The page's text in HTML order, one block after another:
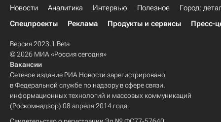
Новости Аналитика Интервью Полезное
Город:
Спецпроекты
Реклама Продукты и сервисы Пресс-
Версия 2023.1 Beta
© 2026 МИА «Россия сегодня»
Вакансии
Сетевое издание РИА Новости зарегистрировано
в Федеральной службе по надзору в сфере связи,
информационных технологий и массовых коммуникаций
(Роскомнадзор) 08 апреля 2014 года.